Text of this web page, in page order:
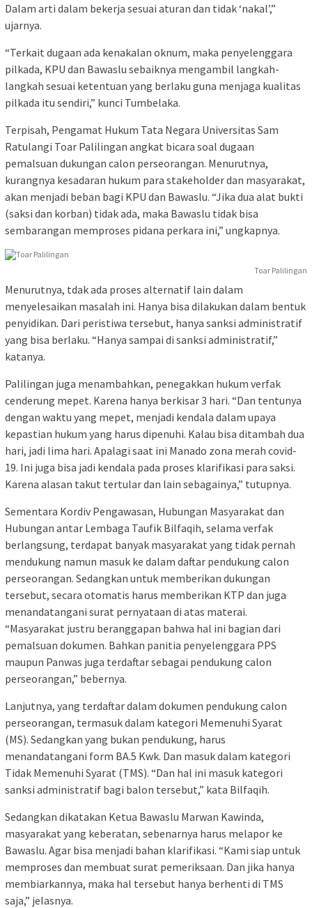
Dalam arti dalam bekerja sesuai aturan dan tidak ‘nakal’,”
ujarnya.
“Terkait dugaan ada kenakalan oknum, maka penyelenggara
pilkada, KPU dan Bawaslu sebaiknya mengambil langkah-
langkah sesuai ketentuan yang berlaku guna menjaga kualitas
pilkada itu sendiri,” kunci Tumbelaka.
Terpisah, Pengamat Hukum Tata Negara Universitas Sam
Ratulangi Toar Palilingan angkat bicara soal dugaan
pemalsuan dukungan calon perseorangan. Menurutnya,
kurangnya kesadaran hukum para stakeholder dan masyarakat,
akan menjadi beban bagi KPU dan Bawaslu. “Jika dua alat bukti
(saksi dan korban) tidak ada, maka Bawaslu tidak bisa
sembarangan memproses pidana perkara ini,” ungkapnya.
Toar Palilingan
Menurutnya, tdak ada proses alternatif lain dalam
menyelesaikan masalah ini. Hanya bisa dilakukan dalam bentuk
penyidikan. Dari peristiwa tersebut, hanya sanksi administratif
yang bisa berlaku. “Hanya sampai di sanksi administratif,”
katanya.
Palilingan juga menambahkan, penegakkan hukum verfak
cenderung mepet. Karena hanya berkisar 3 hari. “Dan tentunya
dengan waktu yang mepet, menjadi kendala dalam upaya
kepastian hukum yang harus dipenuhi. Kalau bisa ditambah dua
hari, jadi lima hari. Apalagi saat ini Manado zona merah covid-
19. Ini juga bisa jadi kendala pada proses klarifikasi para saksi.
Karena alasan takut tertular dan lain sebagainya,” tutupnya.
Sementara Kordiv Pengawasan, Hubungan Masyarakat dan
Hubungan antar Lembaga Taufik Bilfaqih, selama verfak
berlangsung, terdapat banyak masyarakat yang tidak pernah
mendukung namun masuk ke dalam daftar pendukung calon
perseorangan. Sedangkan untuk memberikan dukungan
tersebut, secara otomatis harus memberikan KTP dan juga
menandatangani surat pernyataan di atas materai.
“Masyarakat justru beranggapan bahwa hal ini bagian dari
pemalsuan dokumen. Bahkan panitia penyelenggara PPS
maupun Panwas juga terdaftar sebagai pendukung calon
perseorangan,” bebernya.
Lanjutnya, yang terdaftar dalam dokumen pendukung calon
perseorangan, termasuk dalam kategori Memenuhi Syarat
(MS). Sedangkan yang bukan pendukung, harus
menandatangani form BA.5 Kwk. Dan masuk dalam kategori
Tidak Memenuhi Syarat (TMS). “Dan hal ini masuk kategori
sanksi administratif bagi balon tersebut,” kata Bilfaqih.
Sedangkan dikatakan Ketua Bawaslu Marwan Kawinda,
masyarakat yang keberatan, sebenarnya harus melapor ke
Bawaslu. Agar bisa menjadi bahan klarifikasi. “Kami siap untuk
memproses dan membuat surat pemeriksaan. Dan jika hanya
membiarkannya, maka hal tersebut hanya berhenti di TMS
saja,” jelasnya.